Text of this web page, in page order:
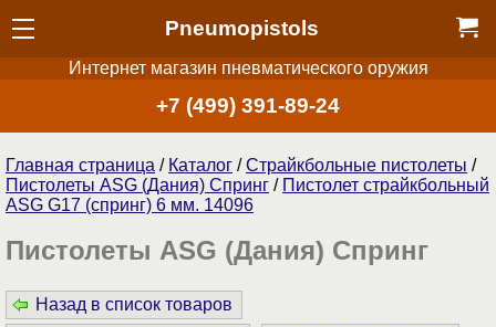
Pneumopistols
Интернет магазин пневматического оружия
+7 (499) 391-89-24
Главная страница / Каталог /Страйкбольные пистолеты /
Пистолеты ASG (Дания) Спринг / Пистолет страйкбольный
ASG G17 (спринг) 6 мм. 14096
Пистолеты ASG (Дания) Спринг
Назад в список товаров